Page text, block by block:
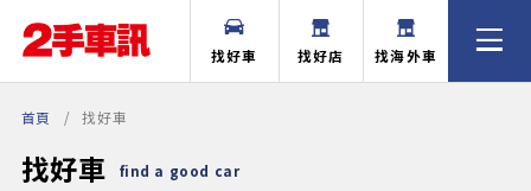
找好車 找好店 找海外車
首頁 找好車
找好車 find a good car